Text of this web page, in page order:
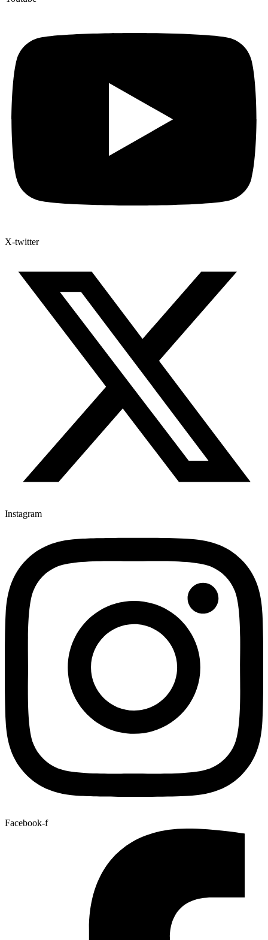
X-twitter
Instagram
Facebook-f